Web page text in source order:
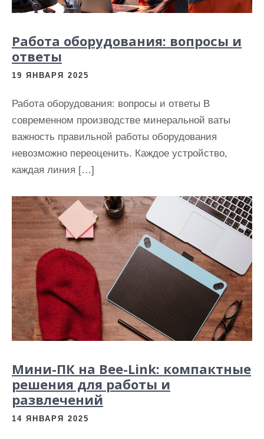
Работа оборудования: вопросы и
ответы
19 ЯНВАРЯ 2025
Работа оборудования: вопросы и ответы В
современном производстве минеральной ваты
важность правильной работы оборудования
невозможно переоценить. Каждое устройство,
каждая линия […]
Мини-ПК на Bee-Link: компактные
решения для работы и
развлечений
14 ЯНВАРЯ 2025